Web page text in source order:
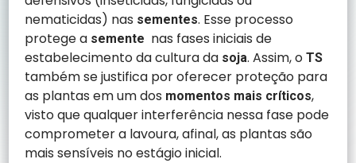
nematicidas) nas sementes. Esse processo
protege a semente nas fases iniciais de
estabelecimento da cultura da soja. Assim, oTS
também se justifica por oferecer proteção para
as plantas em um dos momentos mais críticos,
visto que qualquer interferência nessa fase pode
comprometer a lavoura, afinal, as plantas são
mais sensíveis no estágio inicial.